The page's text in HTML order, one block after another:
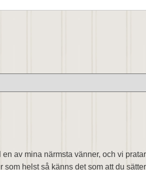
av mina närmsta vänner, och vi
helst så känns det som att du